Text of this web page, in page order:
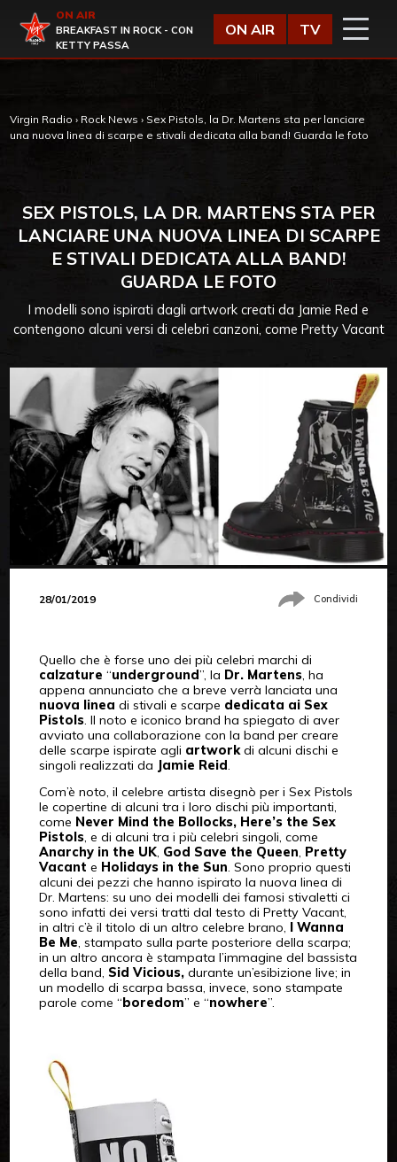
Virgin Radio
ON AIR
BREAKFAST IN ROCK - CON
KETTY PASSA
ON AIR TV
Virgin Radio › Rock News › Sex Pistols, la Dr. Martens sta per lanciare
una nuova linea di scarpe e stivali dedicata alla band! Guarda le foto
SEX PISTOLS, LA DR. MARTENS STA PER
LANCIARE UNA NUOVA LINEA DI SCARPE
E STIVALI DEDICATA ALLA BAND!
GUARDA LE FOTO
I modelli sono ispirati dagli artwork creati da Jamie Red e
contengono alcuni versi di celebri canzoni, come Pretty Vacant
28/01/2019 Condividi
Quello che è forse uno dei più celebri marchi di
calzature “underground”, la Dr. Martens, ha
appena annunciato che a breve verrà lanciata una
nuova linea di stivali e scarpe dedicata ai Sex
Pistols. Il noto e iconico brand ha spiegato di aver
avviato una collaborazione con la band per creare
delle scarpe ispirate agli artworkdi alcuni dischi e
singoli realizzati da Jamie Reid.
Com’è noto, il celebre artista disegnò per i Sex Pistols
le copertine di alcuni tra i loro dischi più importanti,
come Never Mind the Bollocks, Here’s the Sex
Pistols, e di alcuni tra i più celebri singoli, come
Anarchy in the UK, God Save the Queen, Pretty
Vacant e Holidays in the Sun. Sono proprio questi
alcuni dei pezzi che hanno ispirato la nuova linea di
Dr. Martens: su uno dei modelli dei famosi stivaletti ci
sono infatti dei versi tratti dal testo di Pretty Vacant,
in altri c’è il titolo di un altro celebre brano, I Wanna
Be Me, stampato sulla parte posteriore della scarpa;
in un altro ancora è stampata l’immagine del bassista
della band, Sid Vicious, durante un’esibizione live; in
un modello di scarpa bassa, invece, sono stampate
parole come “boredom” e “nowhere”.